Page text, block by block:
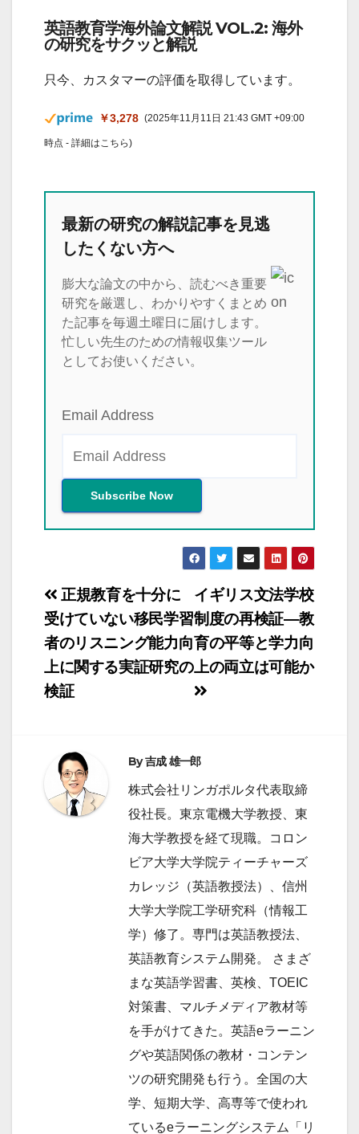
英語教育学海外論文解説 VOL.2: 海外
の研究をサクッと解説
只今、カスタマーの評価を取得しています。
￥3,278 (2025年11月11日 21:43 GMT +09:00
時点 - 詳細はこちら)
最新の研究の解説記事を見逃
したくない方へ
膨大な論文の中から、読むべき重要
研究を厳選し、わかりやすくまとめ
た記事を毎週土曜日に届けします。
忙しい先生のための情報収集ツール
としてお使いください。
Email Address
投
稿
ナ
ビ
ゲ
シ
ョ
ン
イギリス文法学校
制度の再検証―教
育の平等と学力向
上の両立は可能か
正規教育を十分に
受けていない移民学習
者のリスニング能力向
上に関する実証研究の
検証
By吉成 雄一郎
株式会社リンガポルタ代表取締
役社長。東京電機大学教授、東
海大学教授を経て現職。コロン
ビア大学大学院ティーチャーズ
カレッジ（英語教授法）、信州
大学大学院工学研究科（情報工
学）修了。専門は英語教授法、
英語教育システム開発。 さまざ
まな英語学習書、英検、TOEIC
対策書、マルチメディア教材等
を手がけてきた。英語eラーニン
グや英語関係の教材・コンテン
ツの研究開発も行う。全国の大
学、短期大学、高専等で使われ
ているeラーニングシステム「リ